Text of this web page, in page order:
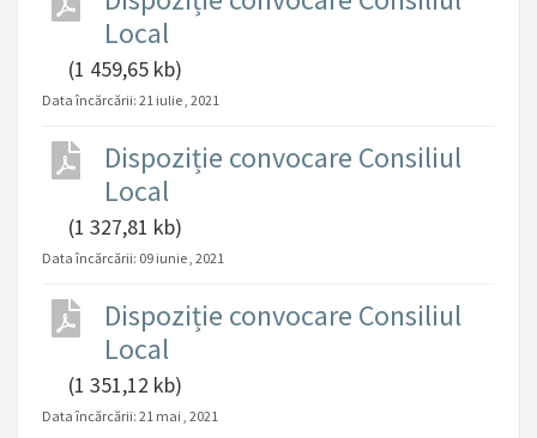
Local
(1 459,65 kb)
Data încărcării: 21 iulie , 2021
Dispoziție convocare Consiliul
Local
(1 327,81 kb)
Data încărcării: 09 iunie , 2021
Dispoziție convocare Consiliul
Local
(1 351,12 kb)
Data încărcării: 21 mai , 2021